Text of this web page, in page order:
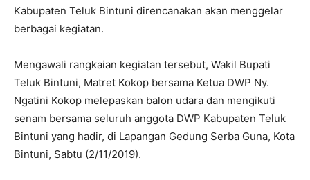
Kabupaten Teluk Bintuni direncanakan akan menggelar
berbagai kegiatan.
Mengawali rangkaian kegiatan tersebut, Wakil Bupati
Teluk Bintuni, Matret Kokop bersama Ketua DWP Ny.
Ngatini Kokop melepaskan balon udara dan mengikuti
senam bersama seluruh anggota DWP Kabupaten Teluk
Bintuni yang hadir, di Lapangan Gedung Serba Guna, Kota
Bintuni, Sabtu (2/11/2019).